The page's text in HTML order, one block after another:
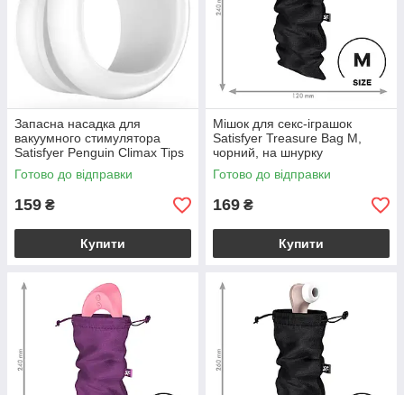
Запасна насадка для
вакуумного стимулятора
Satisfyer Penguin Climax Tips
Готово до відправки
159 ₴
Купити
Мішок для секс-іграшок
Satisfyer Treasure Bag M,
чорний, на шнурку
Готово до відправки
169 ₴
Купити